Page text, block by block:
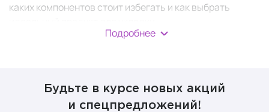
каких компонентов стоит избегать и как выбрать
косметика для волос
Создать свой режим ухода за волосами легко, если
Подробнее
Будьте в курсе новых акций
и спецпредложений!